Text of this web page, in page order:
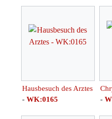
Hausbesuch des Arztes
- WK:0165
-